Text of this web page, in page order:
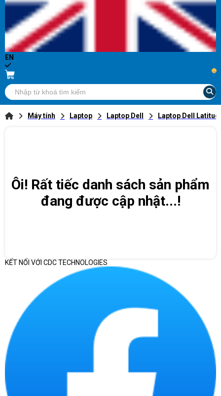
EN
...
Máy tính Laptop Laptop Dell Laptop Dell
Ôi! Rất tiếc danh sách sản phẩm
đang được cập nhật...!
KẾT NỐI VỚI CDC TECHNOLOGIES